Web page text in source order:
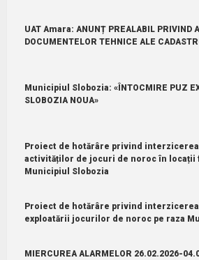
UAT Amara: ANUNȚ PREALABIL PRIVIND
DOCUMENTELOR TEHNICE ALE
Municipiul Slobozia: «ÎNTOCMIRE PUZ
SLOBOZIA NOUA»
Proiect de hotărâre privind
activităților de jocuri de noroc în locații
Municipiul Slobozia
Proiect de hotărâre privind
exploatării jocurilor de noroc pe raza
MIERCUREA ALARMELOR 26.02.2026-